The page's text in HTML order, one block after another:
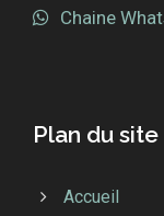
Chaine
Plan du site
Accueil